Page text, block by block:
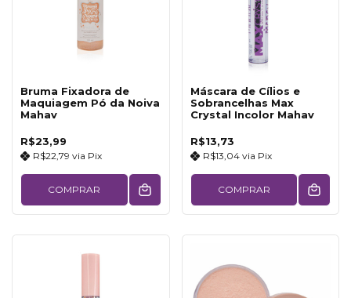
Bruma Fixadora de
Maquiagem Pó da Noiva
Mahav
R$23,99
R$22,79 via Pix
COMPRAR
Máscara de Cílios e
Sobrancelhas Max
Crystal Incolor Mahav
R$13,73
R$13,04 via Pix
COMPRAR